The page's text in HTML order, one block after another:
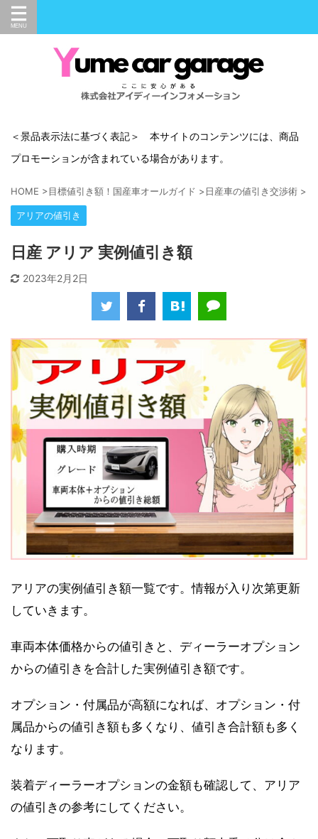
＜景品表示法に基づく表記＞ 本サイトのコンテンツには、商品
プロモーションが含まれている場合があります。
HOME >目標値引き額！国産車オールガイド >日産車の値引き交渉術 >
アリアの値引き
日産 アリア 実例値引き額
2023年2月2日
アリアの実例値引き額一覧です。情報が入り次第更新
していきます。
車両本体価格からの値引きと、ディーラーオプション
からの値引きを合計した実例値引き額です。
オプション・付属品が高額になれば、オプション・付
属品からの値引き額も多くなり、値引き合計額も多く
なります。
装着ディーラーオプションの金額も確認して、アリア
の値引きの参考にしてください。